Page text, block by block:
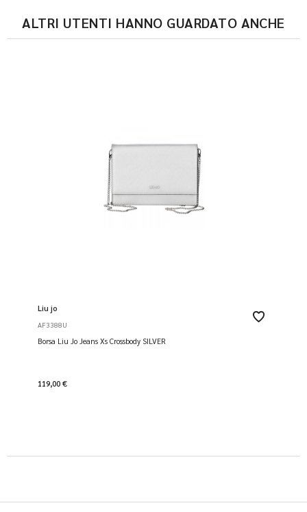
ALTRI UTENTI HANNO GUARDATO ANCHE
Liu jo
AF3388U
Borsa Liu Jo Jeans Xs Crossbody SILVER
119,00 €